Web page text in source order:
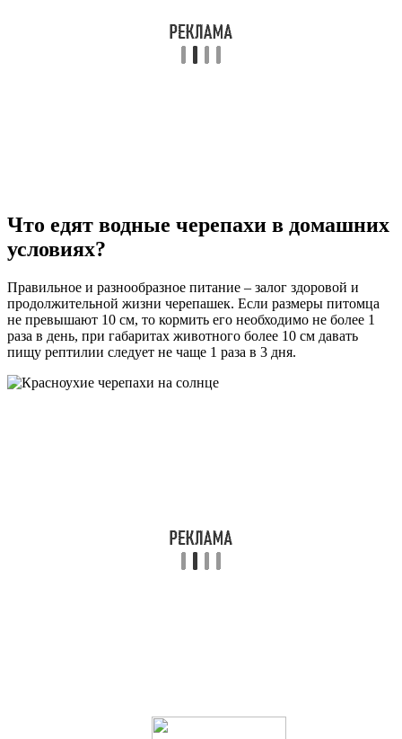
Что едят водные черепахи в домашних
условиях?
Правильное и разнообразное питание – залог здоровой и
продолжительной жизни черепашек. Если размеры питомца
не превышают 10 см, то кормить его необходимо не более 1
раза в день, при габаритах животного более 10 см давать
пищу рептилии следует не чаще 1 раза в 3 дня.